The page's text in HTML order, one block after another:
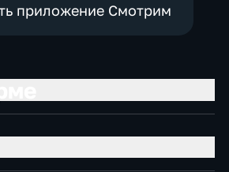
приложение Смотрим